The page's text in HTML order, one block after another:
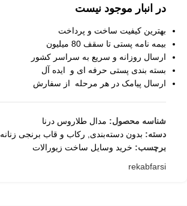
در انبار موجود نیست
بهترین کیفیت ساخت و پرداخت
بیمه نامه پستی تا سقف 80 میلیون
ارسال روزانه و سریع به سراسر کشور
بسته بندی پستی حرفه ای و ایده آل
ارسال پیامک در هر مرحله از سفارش
شناسه محصول: مدال طلاروس درنا
دسته: بدون دسته‌بندی, رکاب و قاب برنجی زنانه
برچسب: خرید وسایل ساخت زیورالات
rekabfarsi